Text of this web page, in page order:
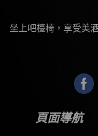
坐上吧檯椅，享受美
頁面導航